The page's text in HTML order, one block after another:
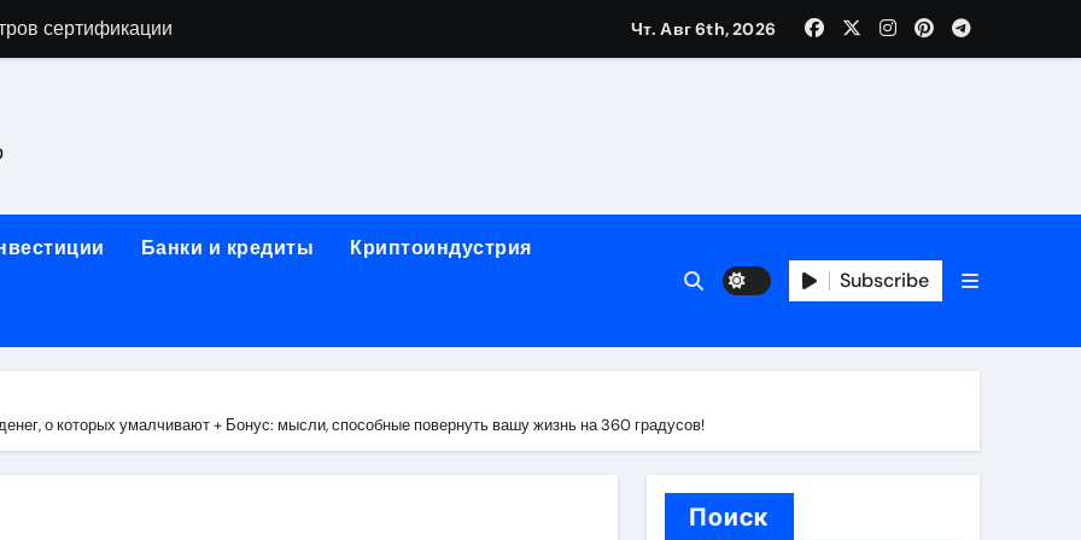
сертификации
и электрооборудование для ногтевого сервиса, наращивания ресниц и депиляции
базальтового теплоизоляционного шнура разных диаметров
для освоения актуальных профессий онлайн
данных назначение и виды
Чт. Авг 6th, 2026
Банки и кредиты Криптоиндустрия
Subscribe
о которых умалчивают + Бонус: мысли, способные повернуть вашу жизнь на 360 градусов!
Поиск